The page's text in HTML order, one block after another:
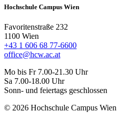
Hochschule Campus Wien
Favoritenstraße 232
1100 Wien
+43 1 606 68 77-6600
office@hcw.ac.at
Mo bis Fr 7.00-21.30 Uhr
Sa 7.00-18.00 Uhr
Sonn- und feiertags geschlossen
© 2026 Hochschule Campus Wien